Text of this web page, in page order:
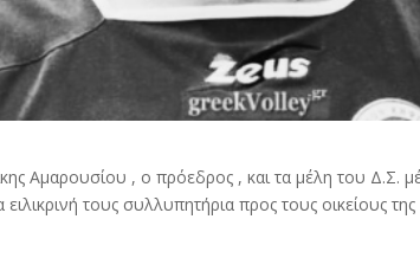
Αμαρουσίου , ο πρόεδρος , και τα μέλη του Δ.Σ.
τους συλλυπητήρια προς τους οικείους